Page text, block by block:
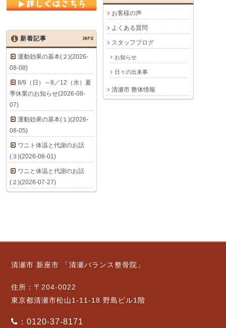
お客様の声
よくある質問
スタッフブログ
お知らせ
日々の出来事
清瀬市 整体情報
新着記事 INFO
運動効果の基本(２)(2026-
08-08)
8/9（日）～8／12（水）夏
季休業のお知らせ(2026-08-
07)
運動効果の基本(１)(2026-
08-05)
ワニト体温と代謝のお話
(３)(2026-08-01)
ワニと体温と代謝のお話
(２)(2026-07-27)
清瀬市 新座市 「清瀬バランス整骨院」
住所：〒204-0022
東京都清瀬市松山1-11-18 野島ビル1階
：0120-37-8171